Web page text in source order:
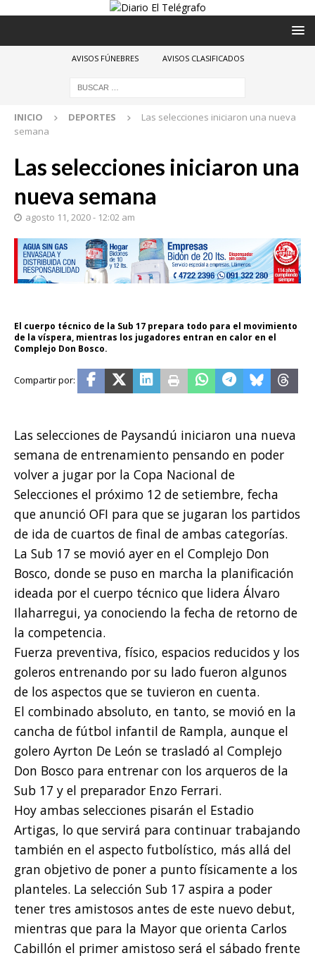
AVISOS FÚNEBRES AVISOS CLASIFICADOS
INICIO DEPORTES
Las selecciones iniciaron una nueva
semana
Las selecciones iniciaron una
nueva semana
agosto 11, 2020 - 12:02 am
El cuerpo técnico de la Sub 17 prepara todo para el movimiento
de la víspera, mientras los jugadores entran en calor en el
Complejo Don Bosco.
Las selecciones de Paysandú iniciaron una nueva
semana de entrenamiento pensando en poder
volver a jugar por la Copa Nacional de
Selecciones el próximo 12 de setiembre, fecha
que anunció OFI para que se jugaran los partidos
de ida de cuartos de final de ambas categorías.
La Sub 17 se movió ayer en el Complejo Don
Bosco, donde se puso en marcha la planificación
ideada por el cuerpo técnico que lidera Álvaro
Ilaharregui, ya conociendo la fecha de retorno de
la competencia.
Fuerza preventiva, físico, espacios reducidos y los
goleros entrenando por su lado fueron algunos
de los aspectos que se tuvieron en cuenta.
El combinado absoluto, en tanto, se movió en la
cancha de fútbol infantil de Rampla, aunque el
golero Ayrton De León se trasladó al Complejo
Don Bosco para entrenar con los arqueros de la
Sub 17 y el preparador Enzo Ferrari.
Hoy ambas selecciones pisarán el Estadio
Artigas, lo que servirá para continuar trabajando
también en el aspecto futbolístico, más allá del
gran objetivo de poner a punto físicamente a los
planteles. La selección Sub 17 aspira a poder
tener tres amistosos antes de este nuevo debut,
mientras que para la Mayor que orienta Carlos
Cabillón el primer amistoso será el sábado frente